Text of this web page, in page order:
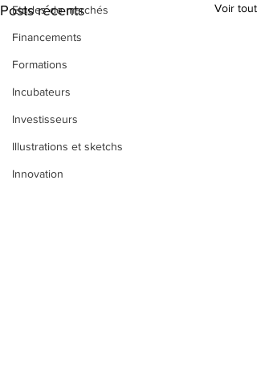
Etudes de marchés
Financements
Formations
Incubateurs
Investisseurs
Illustrations et sketchs
Innovation
Posts récents Voir tout